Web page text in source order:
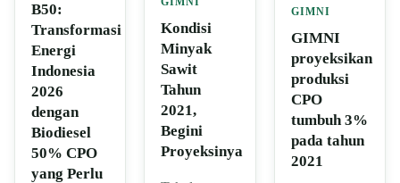
B50:
Transformasi
Energi
Indonesia
2026
dengan
Biodiesel
50% CPO
yang Perlu
Kondisi
Minyak
Sawit
Tahun
2021,
Begini
Proyeksinya
GIMNI
GIMNI
proyeksikan
produksi
CPO
tumbuh 3%
pada tahun
2021